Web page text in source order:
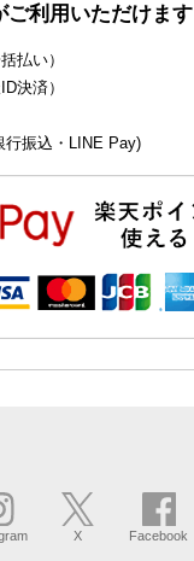
ご利用いただけます
払い）
決済）
行振込・LINE Pay)
X Facebook